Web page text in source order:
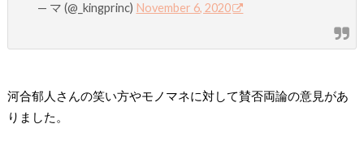
— マ (@_kingprinc) November 6, 2020
河合郁人さんの笑い方やモノマネに対して賛否両論の意見があ
りました。